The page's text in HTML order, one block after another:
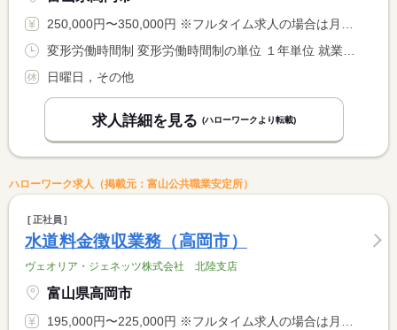
250,000円〜350,000円 ※フルタイム求人の場合は月額（換算額）、パート求人の場合は時間額を表示しています。
日曜日，その他
求人詳細を見る (ハローワークより転載)
ハローワーク求人（掲載元：富山公共職業安定所）
正社員
水道料金徴収業務（高岡市）
ヴェオリア・ジェネッツ株式会社 北陸支店
富山県高岡市
195,000円〜225,000円 ※フルタイム求人の場合は月額（換算額）、パート求人の場合は時間額を表示しています。